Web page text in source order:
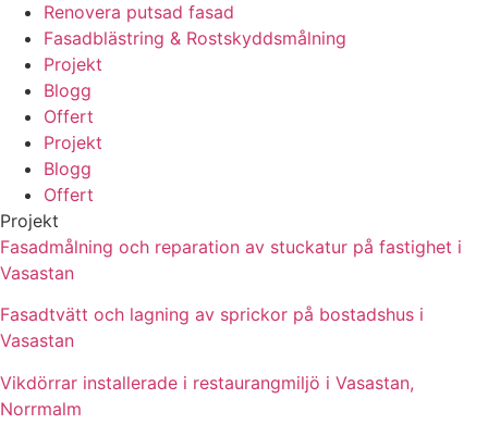
Renovera putsad fasad
Fasadblästring & Rostskyddsmålning
Projekt
Blogg
Offert
Projekt
Blogg
Offert
Projekt
Fasadmålning och reparation av stuckatur på fastighet i
Vasastan
Fasadtvätt och lagning av sprickor på bostadshus i
Vasastan
Vikdörrar installerade i restaurangmiljö i Vasastan,
Norrmalm